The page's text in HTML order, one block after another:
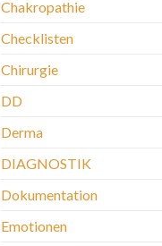
Chakropathie
Checklisten
Chirurgie
DD
Derma
DIAGNOSTIK
Dokumentation
Emotionen